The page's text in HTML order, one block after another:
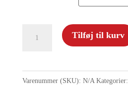
Glasfiberflagstang
antal
Tilføj til kurv
Varenummer (SKU): N/A Kategorier: